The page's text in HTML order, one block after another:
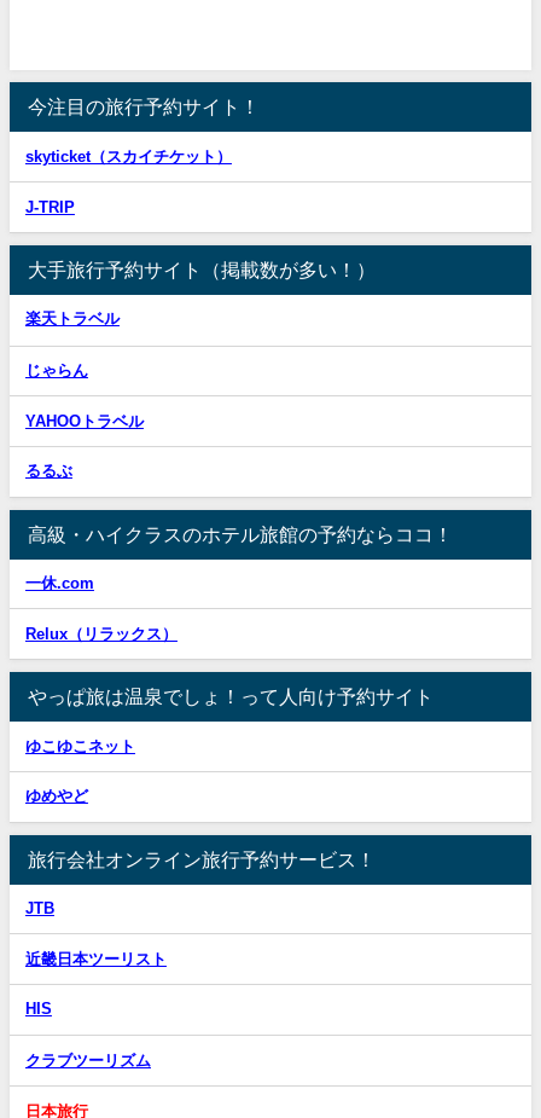
今注目の旅行予約サイト！
skyticket（スカイチケット）
J-TRIP
大手旅行予約サイト（掲載数が多い！）
楽天トラベル
じゃらん
YAHOOトラベル
るるぶ
高級・ハイクラスのホテル旅館の予約ならココ！
一休.com
Relux（リラックス）
やっぱ旅は温泉でしょ！って人向け予約サイト
ゆこゆこネット
ゆめやど
旅行会社オンライン旅行予約サービス！
JTB
近畿日本ツーリスト
HIS
クラブツーリズム
日本旅行